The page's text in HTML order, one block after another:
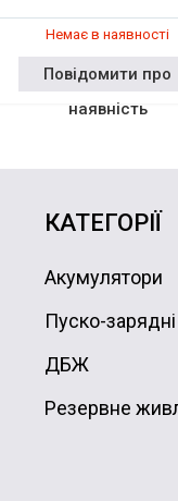
Немає в наявності
Повідомити про
наявність
КАТЕГОРІЇ
Акумулятори
Пуско-
ДБЖ
Резервне